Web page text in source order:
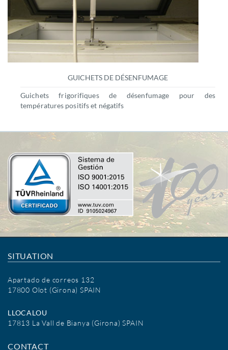
GUICHETS DE DÉSENFUMAGE
Guichets frigorifiques de désenfumage pour des
températures positifs et négatifs
SITUATION
Apartado de correos 132
17800 Olot (Girona) SPAIN
LLOCALOU
17813 La Vall de Bianya (Girona) SPAIN
CONTACT